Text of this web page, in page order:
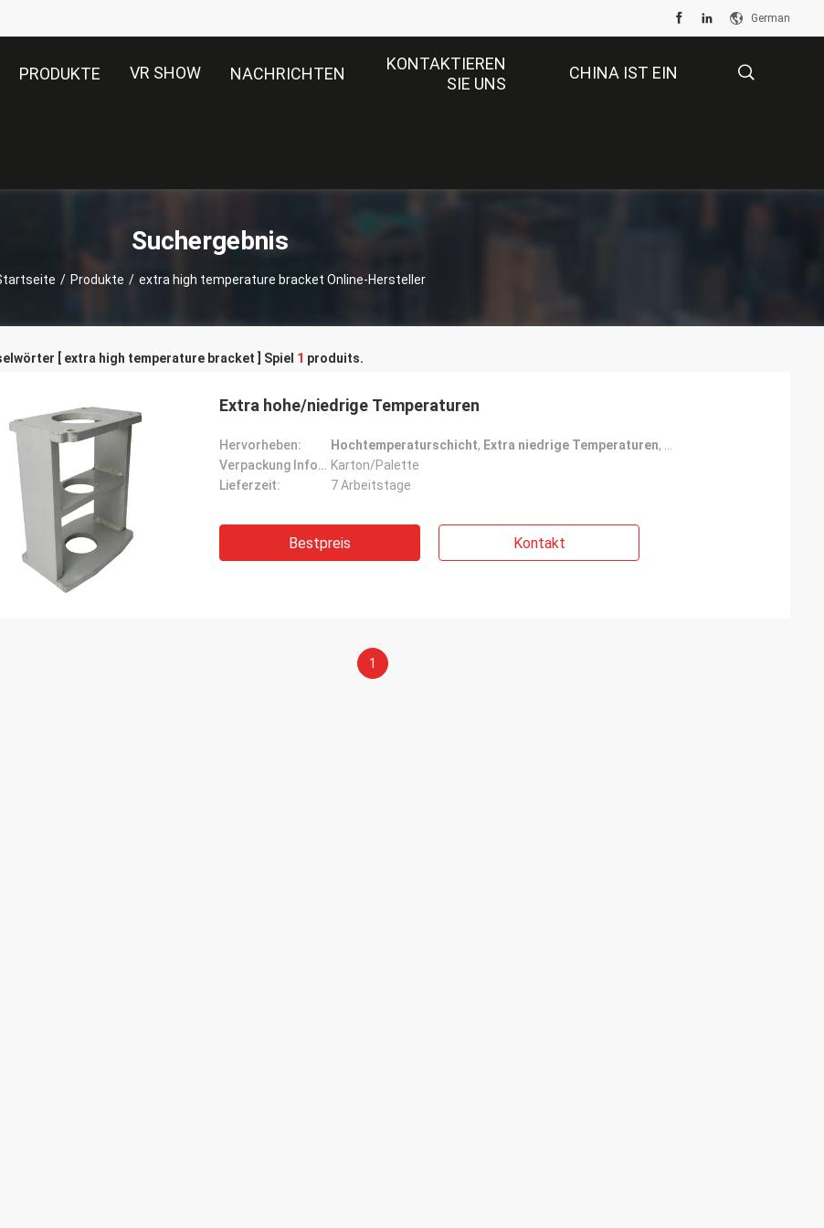
German
PRODUKTE VR SHOW NACHRICHTEN
KONTAKTIEREN
SIE UNS
CHINA IST EIN
Suchergebnis
/ Produkte / extra high temperature bracket Online-Hersteller
[ extra high temperature bracket ] Spiel 1 produits.
Extra hohe/niedrige Temperaturen
Hervorheben: Hochtemperaturschicht, Extra niedrige Temperaturen,
Verpackung Informationen: Karton/Palette
Lieferzeit:
7 Arbeitstage
Bestpreis Kontakt
1